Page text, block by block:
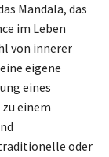
Mandala, das
im Leben
von innerer
eigene
eines
einem
oder